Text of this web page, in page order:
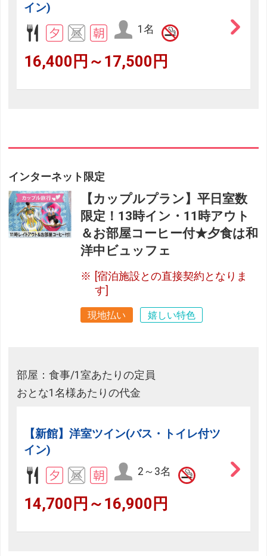
イン)
1名
16,400円～17,500円
インターネット限定
【カップルプラン】平日室数
限定！13時イン・11時アウト
＆お部屋コーヒー付★夕食は和
洋中ビュッフェ
[宿泊施設との直接契約となりま
す]
現地払い 嬉しい特色
部屋：食事/1室あたりの定員
おとな1名様あたりの代金
【新館】洋室ツイン(バス・トイレ付ツ
イン)
2～3名
14,700円～16,900円